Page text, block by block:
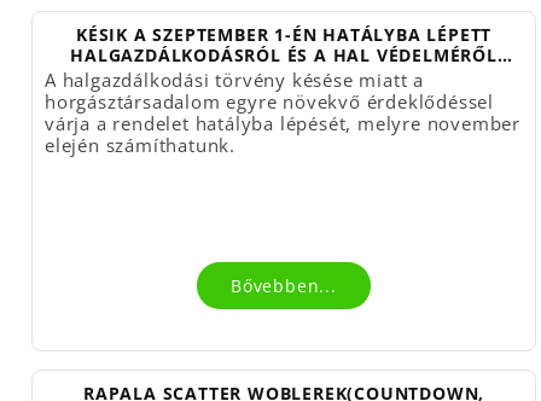
KÉSIK A SZEPTEMBER 1-ÉN HATÁLYBA LÉPETT
HALGAZDÁLKODÁSRÓL ÉS A HAL VÉDELMÉRŐL
SZÓLÓ TÖRVÉNY VÉGREHAJTÁSI RENDELETE
A halgazdálkodási törvény késése miatt a
horgásztársadalom egyre növekvő érdeklődéssel
várja a rendelet hatályba lépését, melyre november
elején számíthatunk.
Bővebben...
RAPALA SCATTER WOBLEREK(COUNTDOWN,